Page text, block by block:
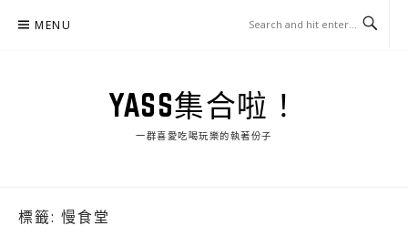
MENU
YASS集合啦！
一群喜愛吃喝玩樂的執著份子
標籤: 慢食堂